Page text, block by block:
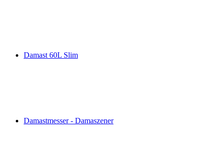
Damast 60L Slim
Damastmesser - Damaszener